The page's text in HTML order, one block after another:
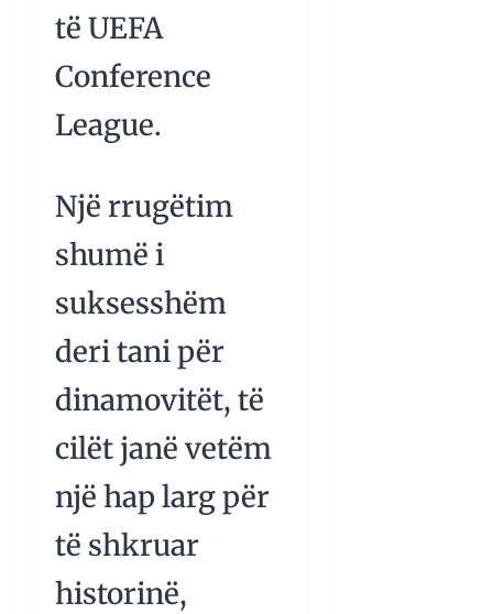
të UEFA
Conference
League.
Një rrugëtim
shumë i
suksesshëm
deri tani për
dinamovitët, të
cilët janë vetëm
një hap larg për
të shkruar
historinë,